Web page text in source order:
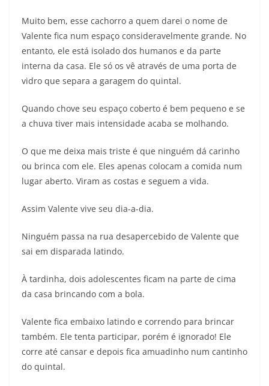
Muito bem, esse cachorro a quem darei o nome de
Valente fica num espaço consideravelmente grande. No
entanto, ele está isolado dos humanos e da parte
interna da casa. Ele só os vê através de uma porta de
vidro que separa a garagem do quintal.
Quando chove seu espaço coberto é bem pequeno e se
a chuva tiver mais intensidade acaba se molhando.
O que me deixa mais triste é que ninguém dá carinho
ou brinca com ele. Eles apenas colocam a comida num
lugar aberto. Viram as costas e seguem a vida.
Assim Valente vive seu dia-a-dia.
Ninguém passa na rua desapercebido de Valente que
sai em disparada latindo.
À tardinha, dois adolescentes ficam na parte de cima
da casa brincando com a bola.
Valente fica embaixo latindo e correndo para brincar
também. Ele tenta participar, porém é ignorado! Ele
corre até cansar e depois fica amuadinho num cantinho
do quintal.